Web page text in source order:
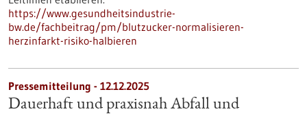
https://www.gesundheitsindustrie-
bw.de/fachbeitrag/pm/blutzucker-normalisieren-
herzinfarkt-risiko-halbieren
Pressemitteilung - 12.12.2025
Dauerhaft und praxisnah Abfall und